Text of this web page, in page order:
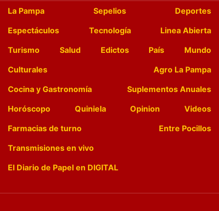
La Pampa Sepelios
Deportes
Espectáculos
Tecnología
Linea Abierta
Turismo
Salud Edictos País
Mundo
Culturales
Agro La Pampa
Cocina y Gastronomía
Suplementos Anuales
Horóscopo
Quiniela Opinion
Videos
Farmacias de turno
Entre Pocillos
Transmisiones en vivo
El Diario de Papel en DIGITAL